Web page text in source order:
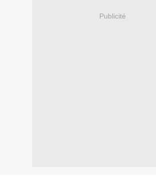
Publicité